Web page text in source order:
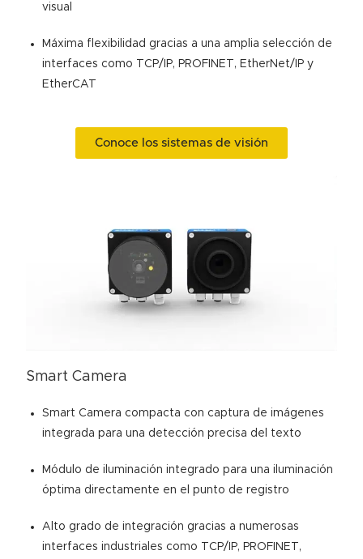
visual
Máxima flexibilidad gracias a una amplia selección de
interfaces como TCP/IP, PROFINET, EtherNet/IP y
EtherCAT
Conoce los sistemas de visión
Smart Camera
Smart Camera compacta con captura de imágenes
integrada para una detección precisa del texto
Módulo de iluminación integrado para una iluminación
óptima directamente en el punto de registro
Alto grado de integración gracias a numerosas
interfaces industriales como TCP/IP, PROFINET,